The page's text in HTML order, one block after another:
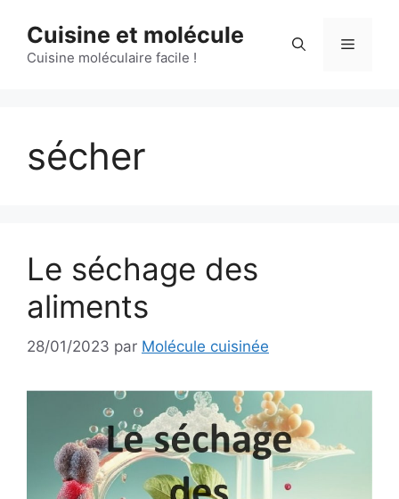
contenu
Cuisine et molécule
Cuisine moléculaire facile !
Menu
sécher
Le séchage des
aliments
28/01/2023 par Molécule cuisinée